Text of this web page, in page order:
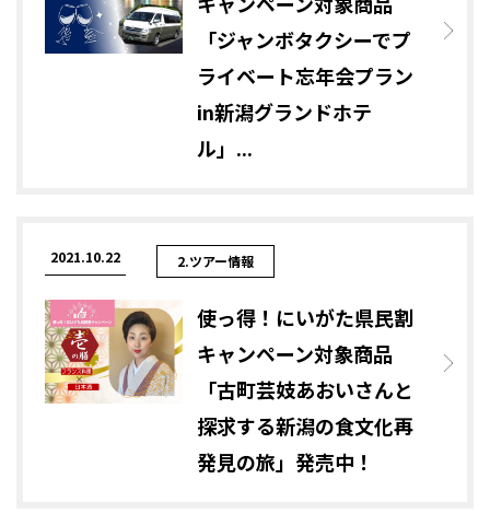
「ジャンボタクシーでプ
ライベート忘年会プラン
in新潟グランドホテ
ル」...
2021.10.22 2.ツアー情報
使っ得！にいがた県民割
キャンペーン対象商品
「古町芸妓あおいさんと
探求する新潟の食文化再
発見の旅」発売中！